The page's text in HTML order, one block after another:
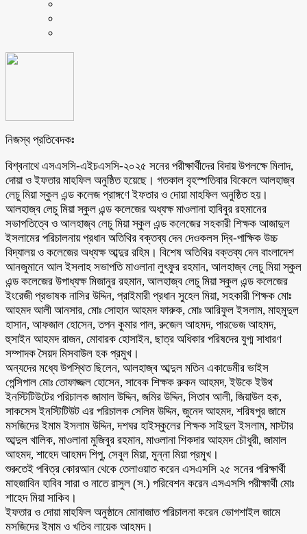
নিজস্ব প্রতিবেদকঃ
বিশ্বনাথে এসএসসি-এইচএসসি-২০২৫ সনের পরীক্ষার্থীদের বিদায় উপলক্ষে মিলাদ,
দোয়া ও ইফতার মাহফিল অনুষ্ঠিত হয়েছে। গতকাল বৃহস্পতিবার বিকেলে আলহাজ্ব
লেচু মিয়া স্কুল এন্ড কলেজ প্রাঙ্গণে ইফতার ও দোয়া মাহফিল অনুষ্ঠিত হয়।
আলহাজ্ব লেচু মিয়া স্কুল এন্ড কলেজের অধ্যক্ষ মাওলানা হাবিবুর রহমানের
সভাপতিত্বে ও আলহাজ্ব লেচু মিয়া স্কুল এন্ড কলেজের সহকারী শিক্ষক আজাদুল
ইসলামের পরিচালনায় প্রধান অতিথির বক্তব্য দেন দেওকলস দ্বি-পাক্ষিক উচ্চ
বিদ্যালয় ও কলেজের অধ্যক্ষ আব্দুর রহিম। বিশেষ অতিথির বক্তব্য দেন বাংলাদেশ
আনজুমানে আল ইসলাহ সভাপতি মাওলানা লুৎফুর রহমান, আলহাজ্ব লেচু মিয়া স্কুল
এন্ড কলেজের উপাধ্যক্ষ মিজানুর রহমান, আলহাজ্ব লেচু মিয়া স্কুল এন্ড কলেজের
ইংরেজী প্রভাষক নাসির উদ্দিন, প্রাইমারী প্রধান সুহেল মিয়া, সহকারী শিক্ষক মোঃ
আহমদ আলী আনসার, মোঃ সোহান আহমদ ফারুক, মোঃ আরিফুল ইসলাম, মাহমুদুল
হাসান, আফজাল হোসেন, তপন কুমার পাল, রুজেল আহমদ, পারভেজ আহমদ,
হুসাইন আহমদ রাজন, মোবারক হোসাইন, ছাত্র অধিকার পরিষদের যুগ্ম সাধারণ
সম্পাদক সৈয়দ মিসবাউল হক প্রমুখ।
অন্যদের মধ্যে উপস্থিত ছিলেন, আলহাজ্ব আব্দুল মতিন একাডেমীর ভাইস
পেন্সিপাল মোঃ তোফাজ্জল হোসেন, সাবেক শিক্ষক রুকন আহমদ, ইউকে ইউথ
ইনস্টিটিউটের পরিচালক জামাল উদ্দিন, জমির উদ্দিন, সিতাব আলী, জিয়াউল হক,
সাকসেস ইনস্টিটিউট এর পরিচালক সেলিম উদ্দিন, জুনেদ আহমদ, শরিষপুর জামে
মসজিদের ইমাম ইসলাম উদ্দিন, দশঘর হাইস্কুলের শিক্ষক সাইদুল ইসলাম, মাস্টার
আব্দুল খালিক, মাওলানা মুজিবুর রহমান, মাওলানা শিকদার আহমদ চৌধুরী, জামাল
আহমদ, শাহেদ আহমদ শিপু, সেবুল মিয়া, মুন্না মিয়া প্রমুখ।
শুরুতেই পবিত্র কোরআন থেকে তেলাওয়াত করেন এসএসসি ২৫ সনের পরিক্ষার্থী
মাহজাবিন হাবিব সারা ও নাতে রাসুল (স.) পরিবেশন করেন এসএসসি পরীক্ষার্থী মোঃ
শাহেদ মিয়া সাকিব।
ইফতার ও দোয়া মাহফিল অনুষ্ঠানে মোনাজাত পরিচালনা করেন ভোগশাইল জামে
মসজিদের ইমাম ও খতিব লায়েক আহমদ।